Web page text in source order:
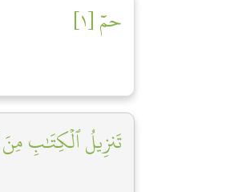
حمٓ [١]
تَنزِيلُ ٱلۡكِتَٰبِ مِنَ